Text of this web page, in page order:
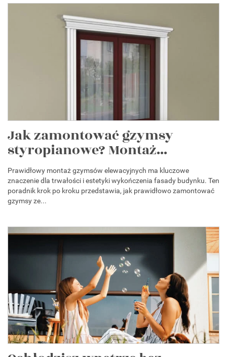
Jak zamontować gzymsy
styropianowe? Montaż...
Prawidłowy montaż gzymsów elewacyjnych ma kluczowe
znaczenie dla trwałości i estetyki wykończenia fasady budynku. Ten
poradnik krok po kroku przedstawia, jak prawidłowo zamontować
gzymsy ze...